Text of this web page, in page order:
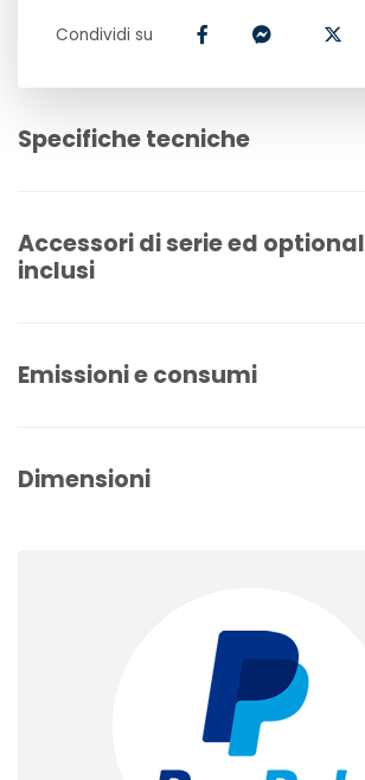
Condividi su
Specifiche tecniche
Accessori di serie ed optional
inclusi
Emissioni e consumi
Dimensioni